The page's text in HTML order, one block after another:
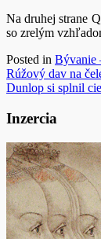
Na druhej strane
so zrelým
Posted in Bývanie
Navigácia
v
článku
Rúžový dav na
Dunlop si splnil
Inzercia